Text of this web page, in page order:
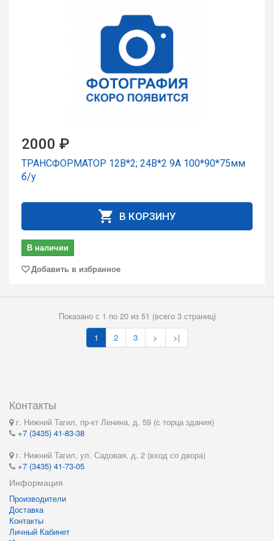
2000 ₽
ТРАНСФОРМАТОР 12В*2; 24В*2 9А 100*90*75мм
б/у
В КОРЗИНУ
В наличии
Добавить в избранное
Показано с 1 по 20 из 51 (всего 3 страниц)
1
2 3 > >|
Контакты
г. Нижний Тагил, пр-кт Ленина, д. 59 (с торца здания)
+7 (3435) 41-83-38
г. Нижний Тагил, ул. Садовая, д. 2 (вход со двора)
+7 (3435) 41-73-05
Информация
Производители
Доставка
Контакты
Личный Кабинет